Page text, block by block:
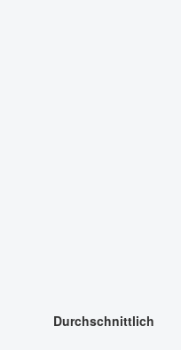
Durchschnittlich